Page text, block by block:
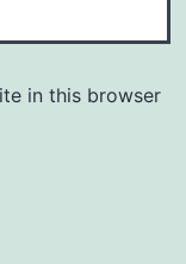
in this browser